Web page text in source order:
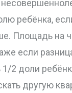
ребёнка,
Площадь на
если
2 доли
другую